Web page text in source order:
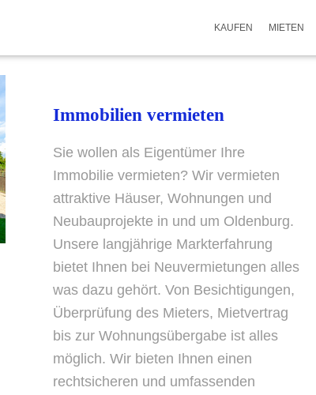
KAUFEN MIETEN
Immobilien vermieten
Sie wollen als Eigentümer Ihre
Immobilie vermieten? Wir vermieten
attraktive Häuser, Wohnungen und
Neubauprojekte in und um Oldenburg.
Unsere langjährige Markterfahrung
bietet Ihnen bei Neuvermietungen alles
was dazu gehört. Von Besichtigungen,
Überprüfung des Mieters, Mietvertrag
bis zur Wohnungsübergabe ist alles
möglich. Wir bieten Ihnen einen
rechtsicheren und umfassenden